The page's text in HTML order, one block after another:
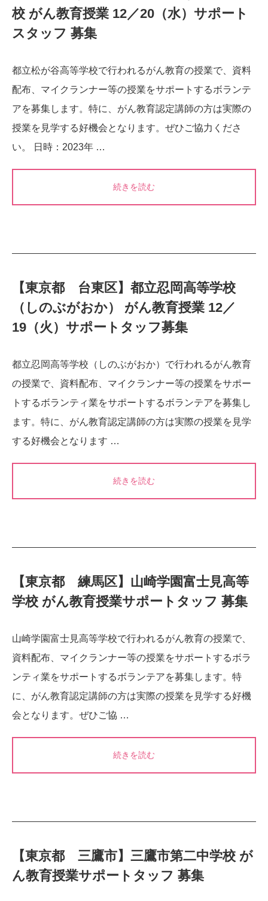
校 がん教育授業 12／20（水）サポート
スタッフ 募集
都立松が谷高等学校で行われるがん教育の授業で、資料
配布、マイクランナー等の授業をサポートするボランテ
アを募集します。特に、がん教育認定講師の方は実際の
授業を見学する好機会となります。ぜひご協力くださ
い。 日時：2023年 …
続きを読む
【東京都 台東区】都立忍岡高等学校
（しのぶがおか） がん教育授業 12／
19（火）サポートタッフ募集
都立忍岡高等学校（しのぶがおか）で行われるがん教育
の授業で、資料配布、マイクランナー等の授業をサポー
トするボランティ業をサポートするボランテアを募集し
ます。特に、がん教育認定講師の方は実際の授業を見学
する好機会となります …
続きを読む
【東京都 練馬区】山崎学園富士見高等
学校 がん教育授業サポートタッフ 募集
山崎学園富士見高等学校で行われるがん教育の授業で、
資料配布、マイクランナー等の授業をサポートするボラ
ンティ業をサポートするボランテアを募集します。特
に、がん教育認定講師の方は実際の授業を見学する好機
会となります。ぜひご協 …
続きを読む
【東京都 三鷹市】三鷹市第二中学校 が
ん教育授業サポートタッフ 募集